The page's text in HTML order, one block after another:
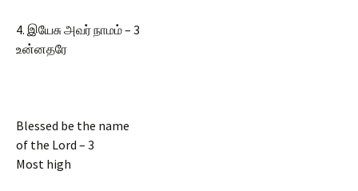
4. இயேசு அவர் நாமம் – 3
உன்னதரே
Blessed be the name
of the Lord – 3
Most high